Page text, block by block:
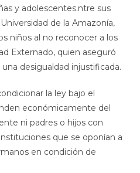
y adolescentes.ntre sus
de la Amazonía,
niños al no reconocer a los
Externado, quien aseguró
desigualdad injustificada.
la ley bajo el
económicamente del
ni padres o hijos con
que se oponían a
en condición de